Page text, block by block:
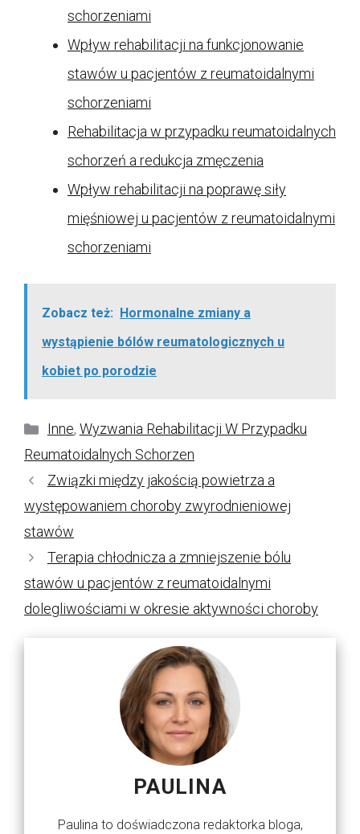
schorzeniami
Wpływ rehabilitacji na funkcjonowanie
stawów u pacjentów z reumatoidalnymi
schorzeniami
Rehabilitacja w przypadku reumatoidalnych
schorzeń a redukcja zmęczenia
Wpływ rehabilitacji na poprawę siły
mięśniowej u pacjentów z reumatoidalnymi
schorzeniami
Zobacz też: Hormonalne zmiany a
wystąpienie bólów reumatologicznych u
kobiet po porodzie
Kategorie
Inne, Wyzwania Rehabilitacji W Przypadku
Reumatoidalnych Schorzen
Związki między jakością powietrza a
występowaniem choroby zwyrodnieniowej
stawów
Terapia chłodnicza a zmniejszenie bólu
stawów u pacjentów z reumatoidalnymi
dolegliwościami w okresie aktywności choroby
PAULINA
Paulina to doświadczona redaktorka bloga,